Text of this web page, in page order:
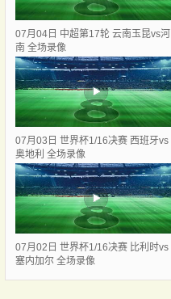
07月04日 中超第17轮 云南玉昆vs河
南 全场录像
07月03日 世界杯1/16决赛 西班牙vs
奥地利 全场录像
07月02日 世界杯1/16决赛 比利时vs
塞内加尔 全场录像